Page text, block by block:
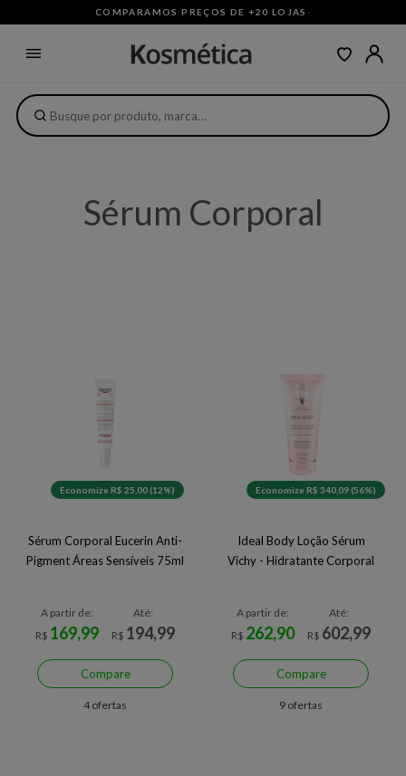
COMPARAMOS PREÇOS DE +20 LOJAS ·
Sérum Corporal
Economize R$ 25,00 (12%)
Sérum Corporal Eucerin Anti-
Pigment Áreas Sensíveis 75ml
A partir de:
R$ 169,99
Até:
R$ 194,99
Compare
4 ofertas
Economize R$ 340,09 (56%)
Ideal Body Loção Sérum
Vichy - Hidratante Corporal
A partir de:
R$ 262,90
Até:
R$ 602,99
Compare
9 ofertas